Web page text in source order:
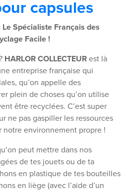
capsules
Le Spécialiste Français des
Facile !
HARLOR COLLECTEUR est là
entreprise française qui
qu’on appelle des
plein de choses qu’on utilise
être recyclées. C’est super
ne pas gaspiller les ressources
notre environnement propre !
peut mettre dans nos
de tes jouets ou de ta
en plastique de tes bouteilles
en liège (avec l’aide d’un